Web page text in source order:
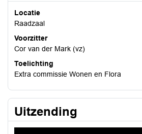
Locatie
Raadzaal
Voorzitter
Cor van der Mark (vz)
Toelichting
Extra commissie Wonen en Flora
Uitzending